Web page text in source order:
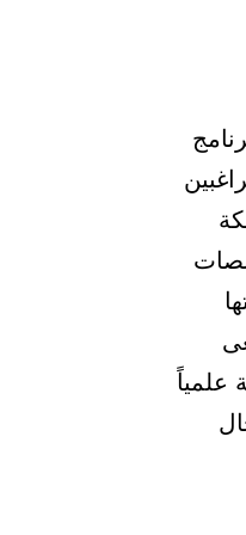
علمياً